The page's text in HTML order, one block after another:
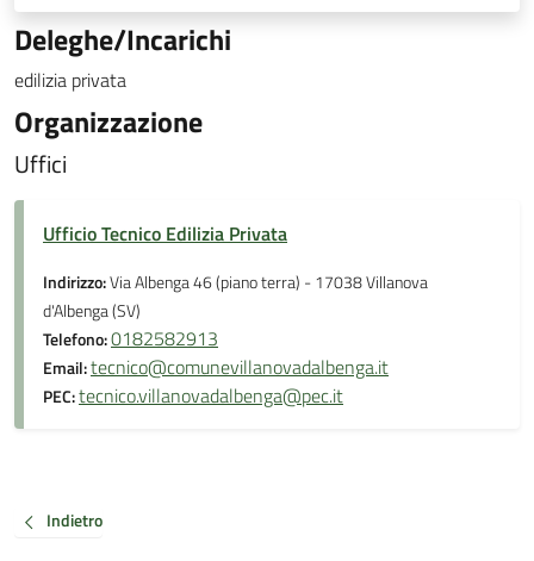
Deleghe/Incarichi
edilizia privata
Organizzazione
Uffici
Ufficio Tecnico Edilizia Privata
Indirizzo:Via Albenga 46 (piano terra) - 17038 Villanova
d'Albenga (SV)
Telefono:0182582913
Email:tecnico@comunevillanovadalbenga.it
PEC:tecnico.villanovadalbenga@pec.it
Indietro